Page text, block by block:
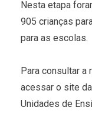
Nesta etapa
905 crianças
para as escolas.
Para consultar
acessar o site
Unidades de